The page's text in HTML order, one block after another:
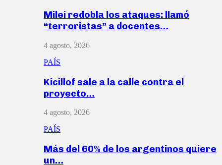
Milei redobla los ataques: llamó
“terroristas” a docentes…
4 agosto, 2026
PAÍS
Kicillof sale a la calle contra el
proyecto…
4 agosto, 2026
PAÍS
Más del 60% de los argentinos quiere
un…